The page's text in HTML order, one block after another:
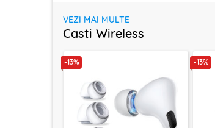
VEZI MAI MULTE
Casti Wireless
-13% -13%